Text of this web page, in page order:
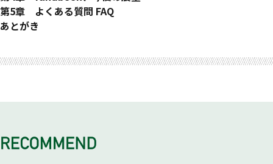
・成果が報酬に反映されない不満
なぜ今、Ｍ＆Ａ業界に優秀な人材が集まるのか？
・持てる力を発揮して仕事のやりがいを得たい
・成果に応じた報酬を得たい
M&A業界の可能性
・M&A業界の現状とfundbookの役割
なぜ、fundbookに人が集まっているのか？
・一気通貫、両手ディールで顧客対応することで、
早期に深いM&Aコンサルタントの経験が積み上げられる
ャーである
未経験でも質の高いサービスが提供できる
・高い志と危機感を持って入社している人が多い
・成果に見合った合理的な評価を求めて
M&Aコンサルタントに求められるポテンシャルとスキル
①顧客との信頼構築のカギとなる社交性と、アピアランスの重
②知性と教養が築く、顧客からの信頼
⑤変化するビジネス環境で求められる、Ｍ＆Ａコンサルタント
気軽にM&Aの相談ができて、安心してM&Aが選択できる新し
い世界へ
・「M&Aならfundbook」と想起させる、
リーディングカンパニーとなる
・実務に即したスキルと「GRIT」「ADJUST」の強化
・高度なスキルで企業の未来を支えるM&Aコンサルタント
第5章 よくある質問 FAQ
Q1成果を上げているM&Aコンサルタントに共通する特徴はあ
Q2M&A業界は金融業界以外の出身でも大丈夫でしょうか？
Q3多くの仲介会社がある中でfundbookが選ばれる理由は何で
Q4入社までにやっておいた方がよいことはありますか？
りますか？
Q6社内で案件の取り合いやアプローチできない先などあるの
Q7「分業」と「一気通貫」はどう両立するのですか？
Q10M&Aコンサルタントが同時に進行する案件は何件くらいで
あとがき